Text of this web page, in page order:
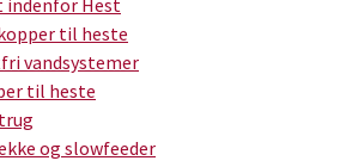
indenfor Hest
til heste
vandsystemer
til heste
og slowfeeder